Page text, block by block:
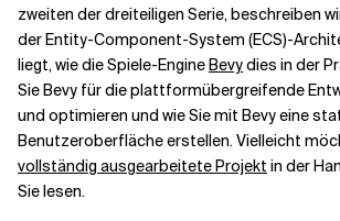
zweiten der dreiteiligen Serie, beschreiben
der Entity-Component-System (ECS)-
liegt, wie die Spiele-EngineBevydies in der
Sie Bevy für die plattformübergreifende
und optimieren und wie Sie mit Bevy eine
Benutzeroberfläche erstellen. Vielleicht
vollständig ausgearbeitete Projekt in der
Sie lesen.